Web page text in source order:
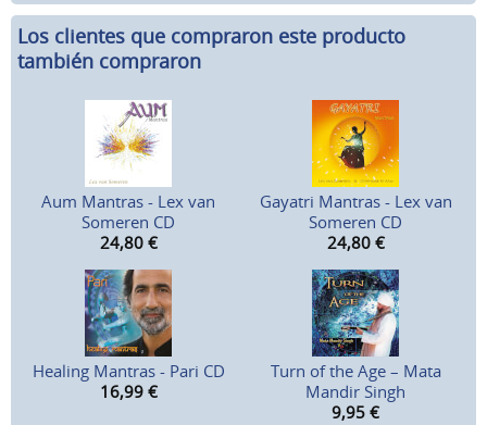
Los clientes que compraron este producto
también compraron
Aum Mantras - Lex van
Someren CD
24,80 €
Gayatri Mantras - Lex van
Someren CD
24,80 €
Healing Mantras - Pari CD
16,99 €
Turn of the Age – Mata
Mandir Singh
9,95 €